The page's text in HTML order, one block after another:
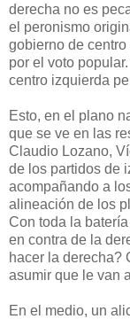
derecha no es
el peronismo
gobierno de
por el voto
centro izquierda
Esto, en el plano
que se ve en las
Claudio Lozano,
de los partidos de
acompañando a
alineación de los
Con toda la
en contra de la
hacer la derecha?
asumir que le van
En el medio, un